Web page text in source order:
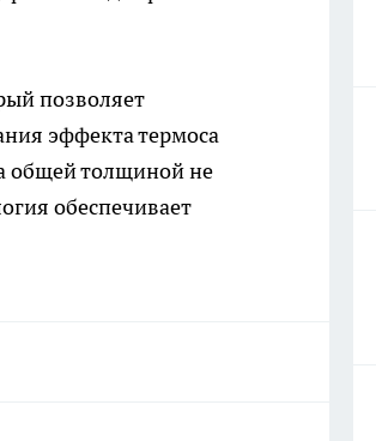
позволяет
эффекта термоса
общей толщиной не
обеспечивает